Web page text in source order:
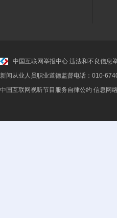
中国互联网举报中心 违法和不良信息
新闻从业人员职业道德监督电话：010-
中国互联网视听节目服务自律公约 信息网